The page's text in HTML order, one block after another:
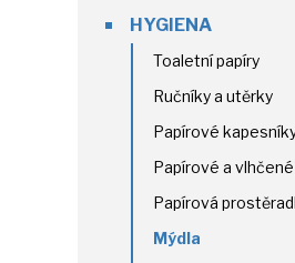
HYGIENA
Toaletní papíry
Ručníky a utěrky
Papírové
Papírové a
Papírová
Mýdla